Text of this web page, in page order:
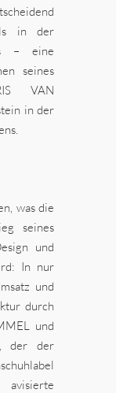
in der
– eine
seines
VAN
in der
was die
seines
und
In nur
und
durch
und
der der